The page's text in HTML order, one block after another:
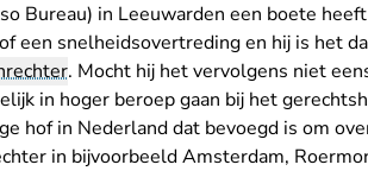
Bureau) in Leeuwarden een boete
een snelheidsovertreding en hij is het
. Mocht hij het vervolgens niet
in hoger beroepgaan bij het
hof in Nederland dat bevoegd is om
in bijvoorbeeld Amsterdam,